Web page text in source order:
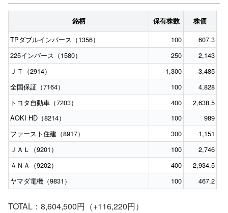
銘柄 保有株数 株価
TPダブルインバース（1356） 100
607.3
225インバース（1580）
250
2,143
ＪＴ（2914）
1,300
3,485
全国保証（7164）
100
4,828
トヨタ自動車（7203）
400
2,638.5
AOKI HD（8214）
100
989
ファースト住建（8917）
300
1,151
ＪＡＬ（9201）
100
2,746
ＡＮＡ（9202）
400
2,934.5
ヤマダ電機（9831）
100 467.2
TOTAL：8,604,500円（+116,220円）